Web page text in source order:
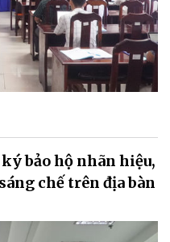
bảo hộ nhãn hiệu,
chế trên địa bàn